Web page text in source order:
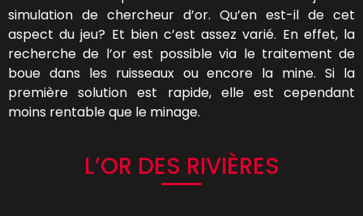
simulation de chercheur d’or. Qu’en est-il de cet
aspect du jeu? Et bien c’est assez varié. En effet, la
recherche de l’or est possible via le traitement de
boue dans les ruisseaux ou encore la mine. Si la
première solution est rapide, elle est cependant
moins rentable que le minage.
L’OR DES RIVIÈRES